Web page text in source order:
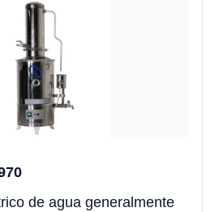
de agua generalmente